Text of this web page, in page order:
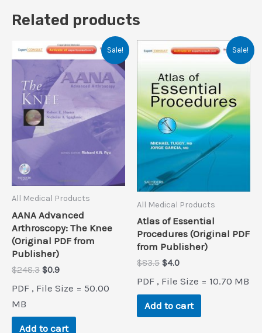
Related products
Sale!
All Medical Products
AANA Advanced
Arthroscopy: The Knee
(Original PDF from
Publisher)
$248.3 Original
was:
$0.9Current
is:
PDF , File Size = 50.00
MB
Add to cart
Sale!
All Medical Products
Atlas of Essential
Procedures (Original PDF
from Publisher)
$83.5 Original
was:
$83.5.
$4.0Current
is:
$4.0.
PDF , File Size = 10.70 MB
Add to cart